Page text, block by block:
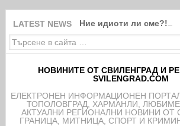
LATEST NEWS Ние идиоти ли сме?!
НОВИНИТЕ ОТ СВИЛЕНГРАД И
SVILENGRAD.COM
EЛЕКТРОНЕН ИНФОРМАЦИОНЕН
ТОПОЛОВГРАД, ХАРМАНЛИ,
АКТУАЛНИ РЕГИОНАЛНИ НОВИНИ ОТ
ГРАНИЦА, МИТНИЦА, СПОРТ И